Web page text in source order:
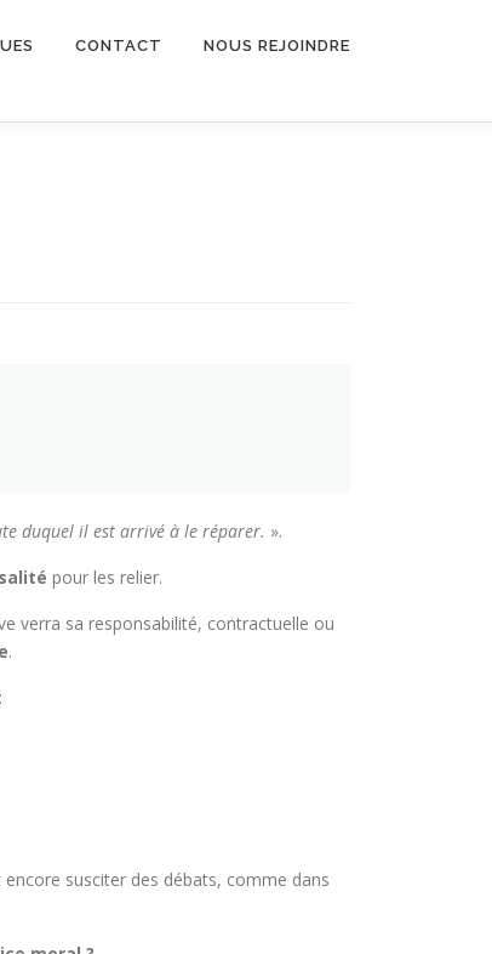
CONTACT NOUS REJOINDRE
duquel il est arrivé à le réparer. ».
pour les relier.
verra sa responsabilité, contractuelle ou
.
susciter des débats, comme dans